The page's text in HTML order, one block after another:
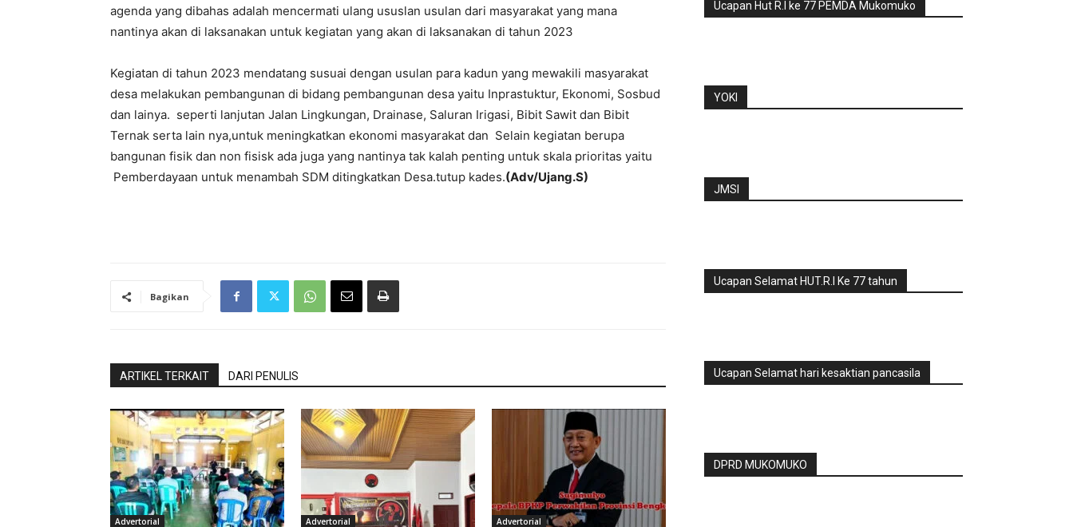
agenda yang dibahas adalah mencermati ulang ususlan usulan dari masyarakat yang mana
nantinya akan di laksanakan untuk kegiatan yang akan di laksanakan di tahun 2023
Kegiatan di tahun 2023 mendatang susuai dengan usulan para kadun yang mewakili masyarakat
desa melakukan pembangunan di bidang pembangunan desa yaitu Inprastuktur, Ekonomi, Sosbud
dan lainya. seperti lanjutan Jalan Lingkungan, Drainase, Saluran Irigasi, Bibit Sawit dan Bibit
Ternak serta lain nya,untuk meningkatkan ekonomi masyarakat dan Selain kegiatan berupa
bangunan fisik dan non fisisk ada juga yang nantinya tak kalah penting untuk skala prioritas yaitu
Pemberdayaan untuk menambah SDM ditingkatkan Desa.tutup kades.(Adv/Ujang.S)
Bagikan
ARTIKEL TERKAIT DARI PENULIS
Advertorial Advertorial Advertorial
Ucapan Hut R.I ke 77 PEMDA Mukomuko
YOKI
JMSI
Ucapan Selamat HUT.R.I Ke 77 tahun
Ucapan Selamat hari kesaktian pancasila
DPRD MUKOMUKO